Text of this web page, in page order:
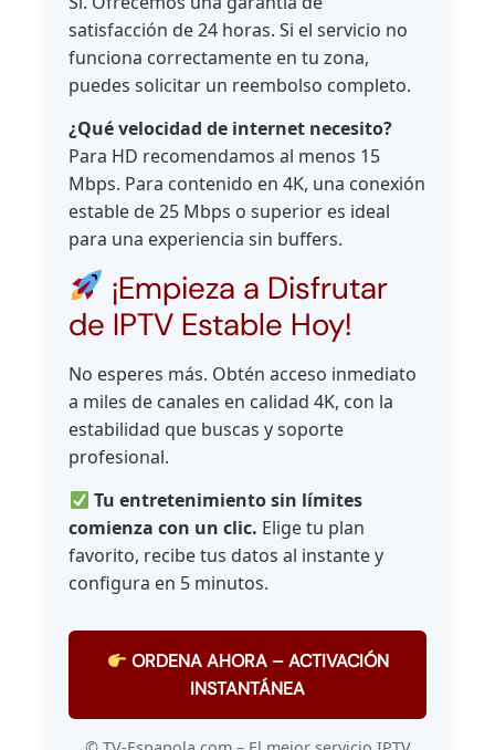
satisfacción de 24 horas. Si el servicio no
funciona correctamente en tu zona,
puedes solicitar un reembolso completo.
¿Qué velocidad de internet necesito?
Para HD recomendamos al menos 15
Mbps. Para contenido en 4K, una conexión
estable de 25 Mbps o superior es ideal
para una experiencia sin buffers.
¡Empieza a Disfrutar
de IPTV Estable Hoy!
No esperes más. Obtén acceso inmediato
a miles de canales en calidad 4K, con la
estabilidad que buscas y soporte
profesional.
Tu entretenimiento sin límites
comienza con un clic. Elige tu plan
favorito, recibe tus datos al instante y
configura en 5 minutos.
ORDENA AHORA – ACTIVACIÓN
INSTANTÁNEA